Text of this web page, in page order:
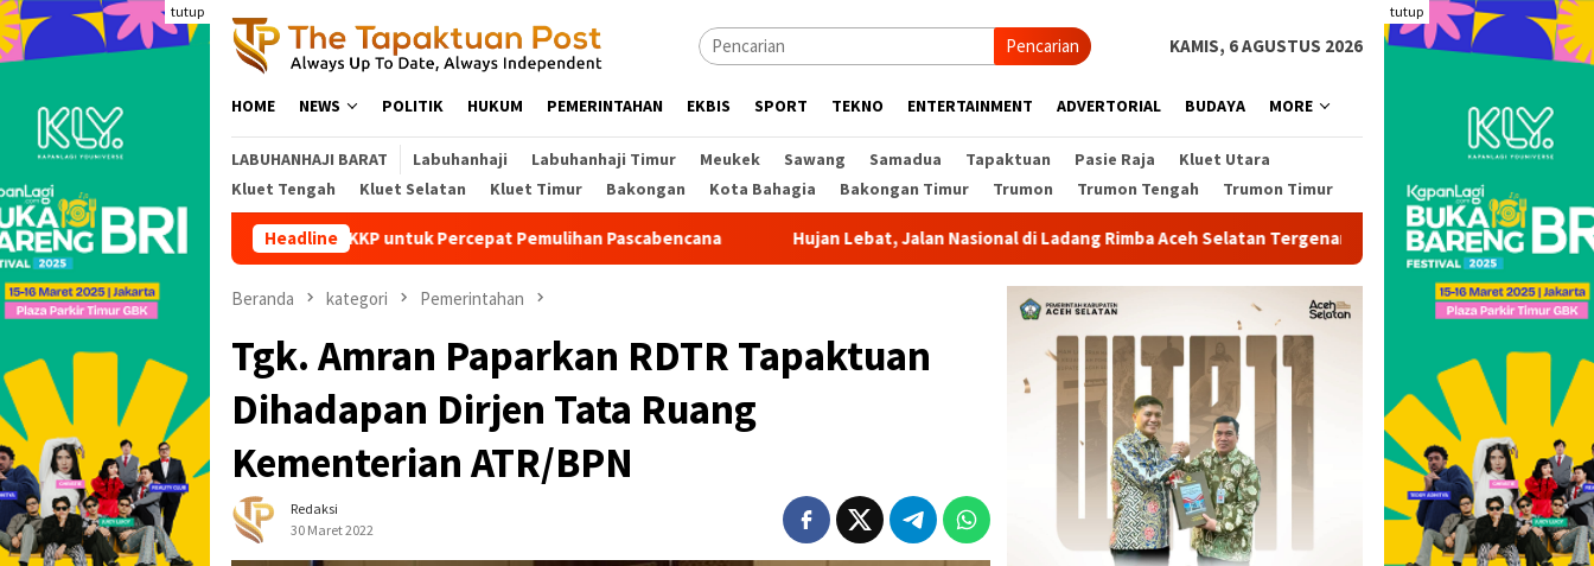
Loncat
ke
konten
tutup tutup
Pencarian KAMIS, 6 AGUSTUS 2026
HOME NEWS POLITIK HUKUM PEMERINTAHAN EKBIS SPORT TEKNO ENTERTAINMENT ADVERTORIAL BUDAYA MORE
LABUHANHAJI BARAT Labuhanhaji Labuhanhaji Timur Meukek Sawang Samadua Tapaktuan Pasie Raja
Kluet Utara
Kluet Tengah
Kluet Selatan Kluet Timur Bakongan Kota Bahagia Bakongan Timur Trumon Trumon Tengah Trumon Timur
Headline
Excavator dari KKP untuk Percepat Pemulihan Pascabencana Hujan Lebat, Jalan Nasional di Ladang Rimba Aceh Selatan Tergenang BPBD Aceh Selatan Pantau Banjir
Beranda kategori Pemerintahan
Tgk. Amran Paparkan RDTR Tapaktuan
Dihadapan Dirjen Tata Ruang
Kementerian ATR/BPN
Redaksi
30 Maret 2022